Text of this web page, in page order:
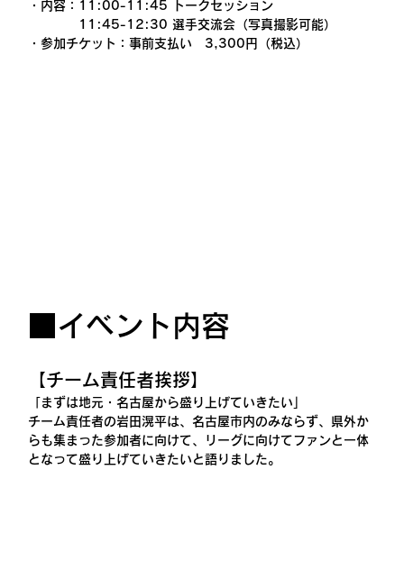
・内容：11:00-11:45 トークセッション
11:45-12:30 選手交流会（写真撮影可能）
・参加チケット：事前支払い　3,300円（税込）
■イベント内容
【チーム責任者挨拶】
「まずは地元・名古屋から盛り上げていきたい」
チーム責任者の岩田滉平は、名古屋市内のみならず、県外か
らも集まった参加者に向けて、リーグに向けてファンと一体
となって盛り上げていきたいと語りました。